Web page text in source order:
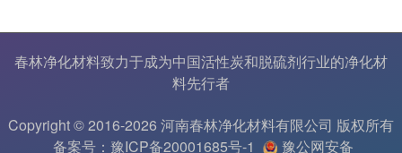
春林净化材料致力于成为中国活性炭和脱硫剂行业的净化材
料先行者
Copyright © 2016-2026 河南春林净化材料有限公司 版权所有
备案号：豫ICP备20001685号-1
豫公网安备